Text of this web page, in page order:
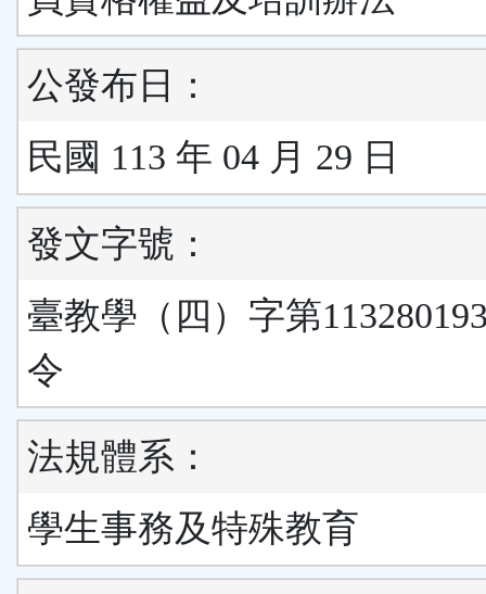
公發布日：
民國 113 年 04 月 29 日
發文字號：
臺教學（四）字第
令
法規體系：
學生事務及特殊教育